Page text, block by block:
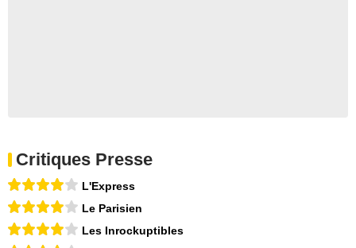
Critiques Presse
L'Express
Le Parisien
Les Inrockuptibles